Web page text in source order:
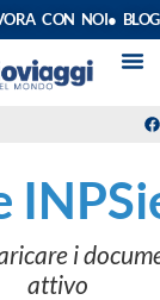
CON NOI● BLOG
i
attivo